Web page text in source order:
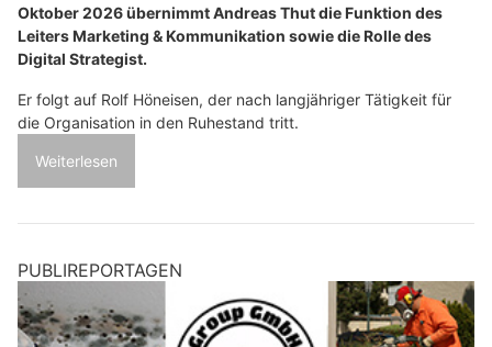
Oktober 2026 übernimmt Andreas Thut die Funktion des
Leiters Marketing & Kommunikation sowie die Rolle des
Digital Strategist.
Er folgt auf Rolf Höneisen, der nach langjähriger Tätigkeit für
die Organisation in den Ruhestand tritt.
Weiterlesen
PUBLIREPORTAGEN